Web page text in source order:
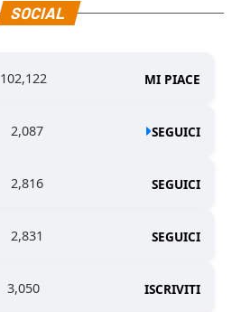
SOCIAL
102,122 MI PIACE
2,087 SEGUICI
2,816 SEGUICI
2,831 SEGUICI
3,050 ISCRIVITI